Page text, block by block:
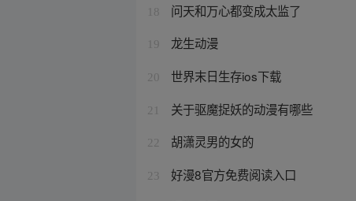
18 问天和万心都变成太监了
19 龙生动漫
20 世界末日生存ios下载
21 关于驱魔捉妖的动漫有哪些
22 胡潇灵男的女的
23 好漫8官方免费阅读入口